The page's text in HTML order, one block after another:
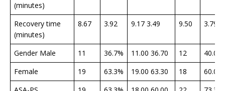
(minutes)
Recovery time
(minutes)
8.67 3.92 9.17 3.49 9.50 3.79
Gender Male 11 36.7% 11.00 36.70 12
40.0%
Female
19 63.3% 19.00 63.30 18
60.0%